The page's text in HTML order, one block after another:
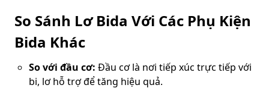
So Sánh Lơ Bida Với Các Phụ Kiện
Bida Khác
So với đầu cơ: Đầu cơ là nơi tiếp xúc trực tiếp với
bi, lơ hỗ trợ để tăng hiệu quả.